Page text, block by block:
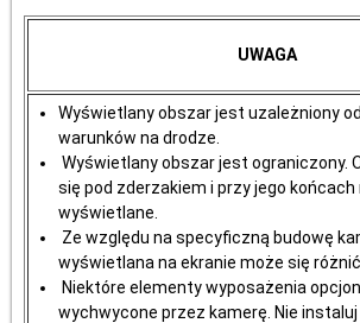
UWAGA
Wyświetlany obszar jest uzależniony
warunków na drodze.
Wyświetlany obszar jest ograniczony.
się pod zderzakiem i przy jego końcach
wyświetlane.
Ze względu na specyficzną budowę
wyświetlana na ekranie może się
Niektóre elementy wyposażenia
wychwycone przez kamerę. Nie